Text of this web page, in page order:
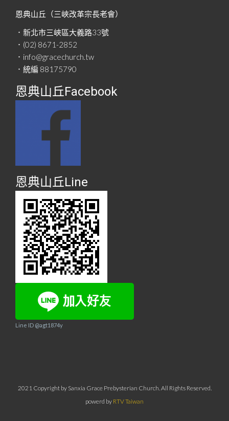
恩典山丘（三峽改革宗長老會）
．新北市三峽區大義路33號
．(02) 8671-2852
．info@gracechurch.tw
．統編 88175790
恩典山丘Facebook
恩典山丘Line
Line ID @agt1874y
2021 Copyright by Sanxia Grace Prebysterian Church. All Rights Reserved.
powerd by RTV Taiwan